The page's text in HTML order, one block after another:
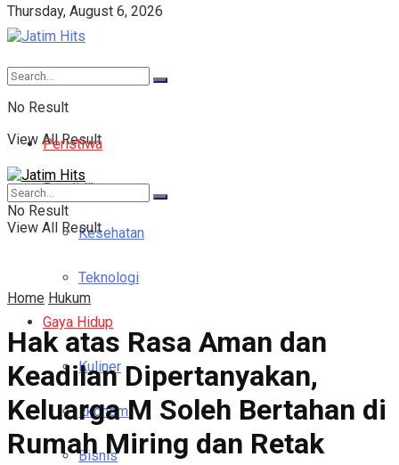
Thursday, August 6, 2026
No Result
View All Result
Peristiwa
Pendidikan
Kesehatan
Teknologi
Gaya Hidup
Kuliner
Ekonomi
Bisnis
No Result
View All Result
Home Hukum
Hak atas Rasa Aman dan
Keadilan Dipertanyakan,
Keluarga M Soleh Bertahan di
Rumah Miring dan Retak